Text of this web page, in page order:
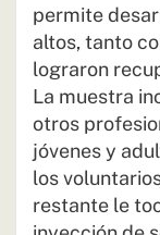
permite
altos, tanto
lograron
La muestra
otros
jóvenes y
los
restante le